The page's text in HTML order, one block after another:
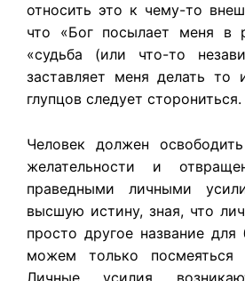
относить это к чему-то
что «Бог посылает меня в
«судьба (или что-то
заставляет меня делать то
глупцов следует сторониться.
Человек должен
желательности и
праведными личными
высшую истину, зная, что
просто другое название
можем только посмеяться
Личные усилия